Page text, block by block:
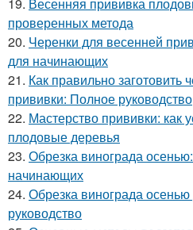
19. Весенняя прививка
проверенных метода
20. Черенки для весенней
для начинающих
21. Как правильно заготовить
прививки: Полное руководство
22. Мастерство прививки: как
плодовые деревья
23. Обрезка винограда
начинающих
24. Обрезка винограда
руководство